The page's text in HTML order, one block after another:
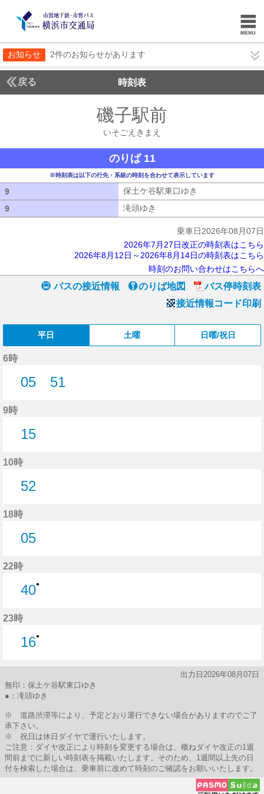
お知らせ 2件のお知らせがあります
戻る 時刻表
磯子駅前
いそごえきまえ
のりば 11
※時刻表は以下の行先・系統の時刻を合わせて表示しています
9 保土ケ谷駅東口ゆき
9
滝頭ゆき
乗車日2026年08月07日
2026年7月27日改正の時刻表はこちら
2026年8月12日～2026年8月14日の時刻表はこちら
時刻のお問い合わせはこちらへ
バスの接近情報 のりば地図
バス停時刻表
接近情報コード印刷
平日 土曜 日曜/祝日
6時
05
51
9時
15
10時
52
18時
05
22時
40●
23時
16●
出力日2026年08月07日
無印：保土ケ谷駅東口ゆき
●：滝頭ゆき
※ 道路渋滞等により、予定どおり運行できない場合がありますのでご了
承下さい。
※ 祝日は休日ダイヤで運行いたします。
ご注意：ダイヤ改正により時刻を変更する場合は、概ねダイヤ改正の1週
間前までに新しい時刻表を掲載いたします。そのため、1週間以上先の日
付を検索した場合は、乗車前に改めて時刻のご確認をお願いいたします。